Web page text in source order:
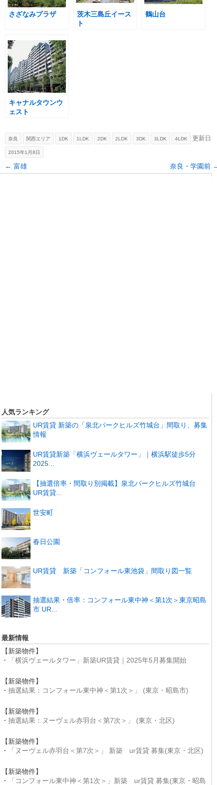
さざなみプラザ
茨木三島丘イース
ト
鶴山台
キャナルタウンウ
ェスト
奈良 関西エリア 1DK 1LDK 2DK 2LDK 3DK 3LDK 4LDK 更新日
2015年1月8日
Post navigation
← 富雄 奈良・学園前
人気ランキング
UR賃貸 新築の「泉北パークヒルズ竹城台」間取り、募集
情報
UR賃貸新築「横浜ヴェールタワー」｜横浜駅徒歩5分
2025...
【抽選倍率・間取り別掲載】泉北パークヒルズ竹城台
UR賃貸...
世安町
春日公園
UR賃貸 新築「コンフォール東池袋」間取り図一覧
抽選結果・倍率：コンフォール東中神＜第1次＞東京昭島
市 UR...
最新情報
【新築物件】
・
「横浜ヴェールタワー」新築UR賃貸｜2025年5月募集開始
【新築物件】
・ 抽選結果：コンフォール東中神＜第1次＞」 (東京・昭島市)
【新築物件】
・ 抽選結果：ヌーヴェル赤羽台＜第7次＞」 (東京・北区)
【新築物件】
・
「ヌーヴェル赤羽台＜第7次＞」 新築 ur賃貸 募集(東京・北区)
【新築物件】
・
「コンフォール東中神＜第1次＞」新築 ur賃貸 募集(東京・昭島